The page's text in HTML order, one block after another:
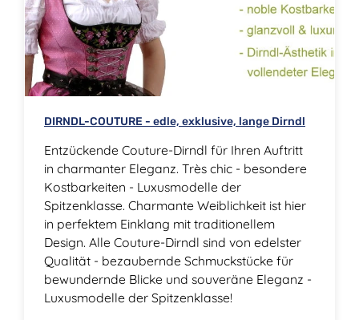
DIRNDL-COUTURE - edle, exklusive, lange Dirndl
Entzückende Couture-Dirndl für Ihren Auftritt
in charmanter Eleganz. Très chic - besondere
Kostbarkeiten - Luxusmodelle der
Spitzenklasse. Charmante Weiblichkeit ist hier
in perfektem Einklang mit traditionellem
Design. Alle Couture-Dirndl sind von edelster
Qualität - bezaubernde Schmuckstücke für
bewundernde Blicke und souveräne Eleganz -
Luxusmodelle der Spitzenklasse!